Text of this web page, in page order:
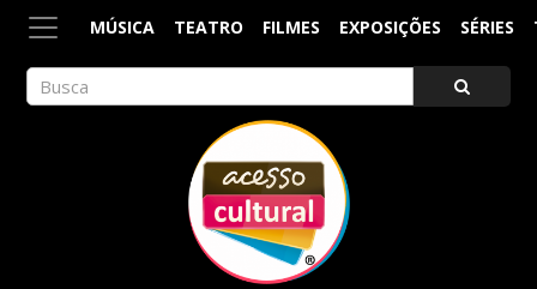
MÚSICA TEATRO FILMES EXPOSIÇÕES SÉRIES